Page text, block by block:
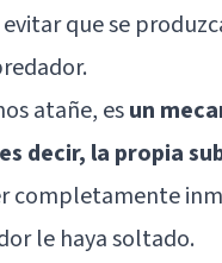
que se
atañe, esun
decir, la propia
completamente
le haya soltado.